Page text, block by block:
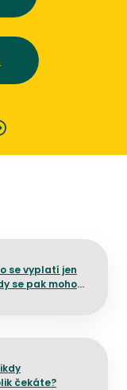
se vyplatí jen
se pak mohou
čekáte?